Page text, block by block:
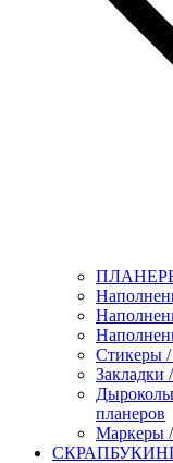
ПЛАНЕРЫ
Стикеры /
Закладки
планеров
Маркеры